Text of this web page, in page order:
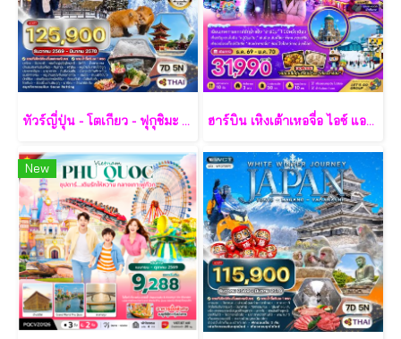
ทัวร์ญี่ปุ่น - โตเกียว - ฟุกุชิมะ - ยามากะตะ - เซนได 7 วัน - TG ฮาร์บิน เหิงเต้าเหอจื่อ ไอซ์ แอนด์ สโนว์ เวิล์ด 7 วัน 5 คืน-XJ
New